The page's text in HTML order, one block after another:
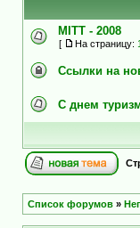
MITT - 2008
[ На страницу: 1
Cсылки на
С днем
Список форумов »